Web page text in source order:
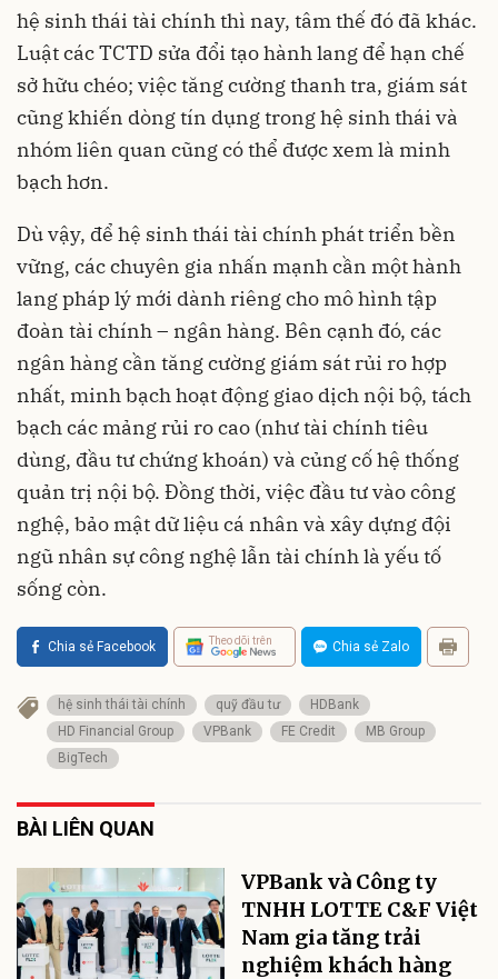
hệ sinh thái tài chính thì nay, tâm thế đó đã khác.
Luật các TCTD sửa đổi tạo hành lang để hạn chế
sở hữu chéo; việc tăng cường thanh tra, giám sát
cũng khiến dòng tín dụng trong hệ sinh thái và
nhóm liên quan cũng có thể được xem là minh
bạch hơn.
Dù vậy, để hệ sinh thái tài chính phát triển bền
vững, các chuyên gia nhấn mạnh cần một hành
lang pháp lý mới dành riêng cho mô hình tập
đoàn tài chính – ngân hàng. Bên cạnh đó, các
ngân hàng cần tăng cường giám sát rủi ro hợp
nhất, minh bạch hoạt động giao dịch nội bộ, tách
bạch các mảng rủi ro cao (như tài chính tiêu
dùng, đầu tư chứng khoán) và củng cố hệ thống
quản trị nội bộ. Đồng thời, việc đầu tư vào công
nghệ, bảo mật dữ liệu cá nhân và xây dựng đội
ngũ nhân sự công nghệ lẫn tài chính là yếu tố
sống còn.
Chia sẻ Facebook Theo dõi trên Chia sẻ Zalo
hệ sinh thái tài chính quỹ đầu tư
HDBank
HD Financial Group
VPBank FE Credit
MB Group
BigTech
BÀI LIÊN QUAN
VPBank và Công ty
TNHH LOTTE C&F Việt
Nam gia tăng trải
nghiệm khách hàng